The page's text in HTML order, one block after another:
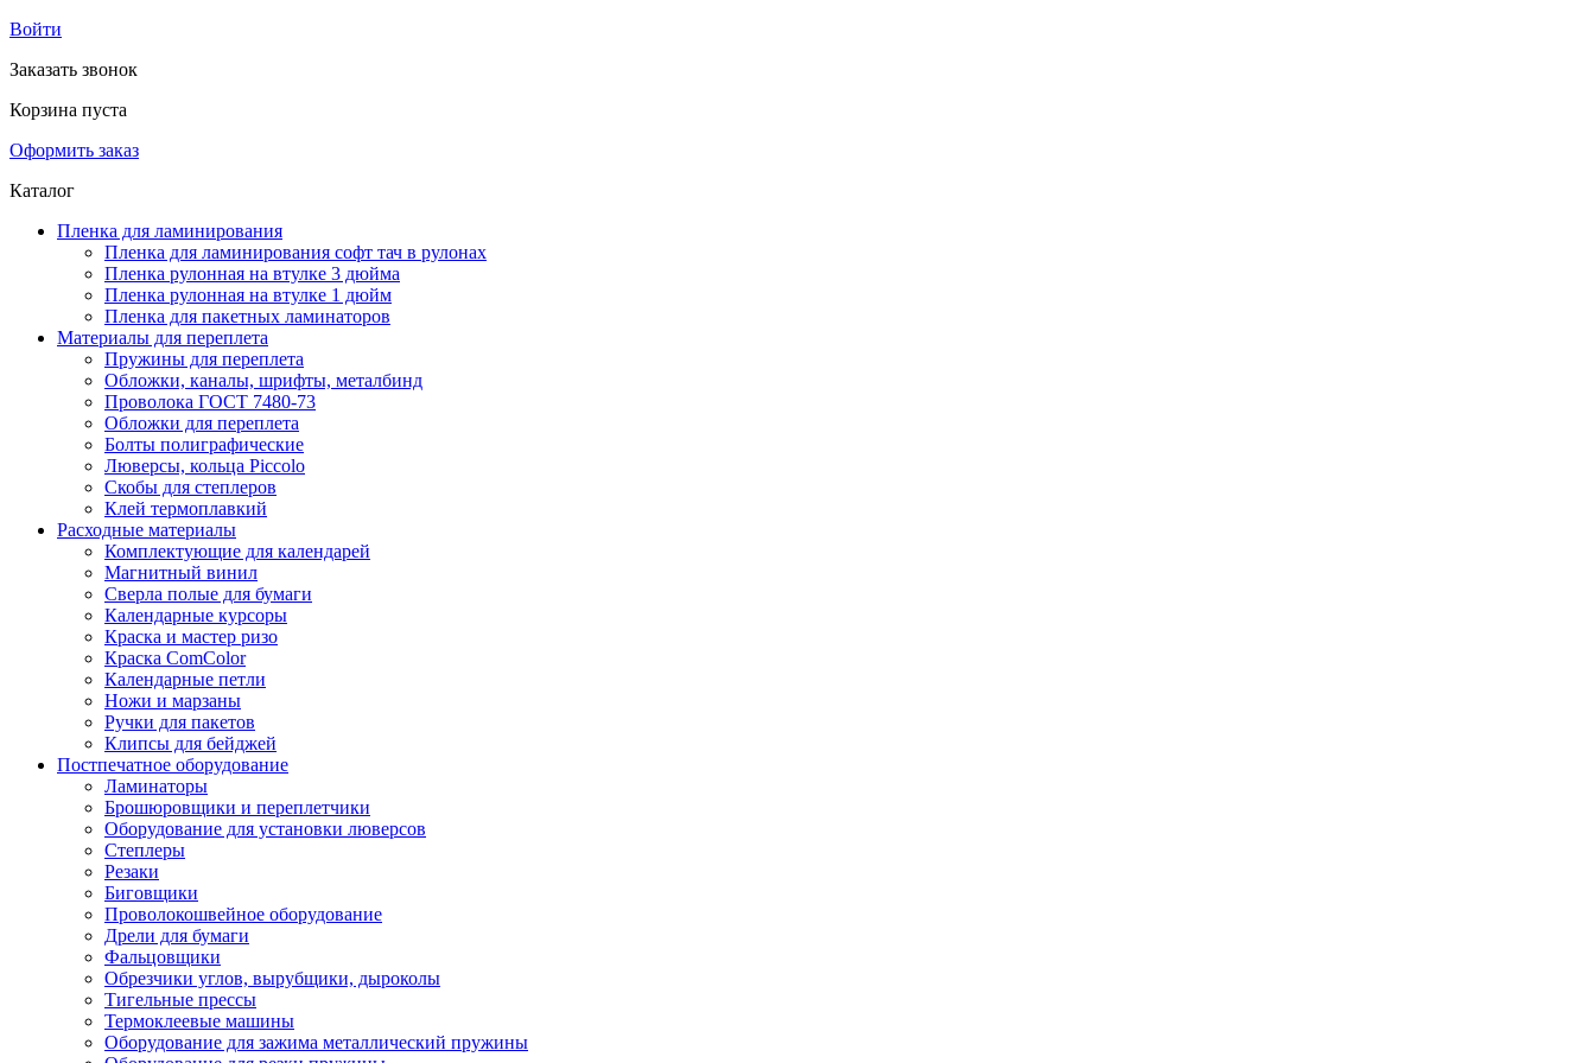
Войти
Заказать звонок
Корзина пуста
Оформить заказ
Каталог
Пленка для ламинирования
Пленка для ламинирования софт тач в рулонах
Пленка рулонная на втулке 3 дюйма
Пленка рулонная на втулке 1 дюйм
Пленка для пакетных ламинаторов
Материалы для переплета
Пружины для переплета
Обложки, каналы, шрифты, металбинд
Проволока ГОСТ 7480-73
Обложки для переплета
Болты полиграфические
Люверсы, кольца Piccolo
Скобы для степлеров
Клей термоплавкий
Расходные материалы
Комплектующие для календарей
Магнитный винил
Сверла полые для бумаги
Календарные курсоры
Краска и мастер ризо
Краска ComColor
Календарные петли
Ножи и марзаны
Ручки для пакетов
Клипсы для бейджей
Постпечатное оборудование
Ламинаторы
Брошюровщики и переплетчики
Оборудование для установки люверсов
Степлеры
Резаки
Биговщики
Проволокошвейное оборудование
Дрели для бумаги
Фальцовщики
Обрезчики углов, вырубщики, дыроколы
Тигельные прессы
Термоклеевые машины
Оборудование для зажима металлический пружины